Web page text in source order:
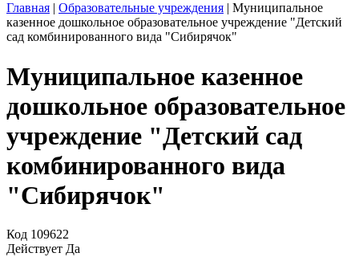
Главная | Образовательные учреждения | Муниципальное
казенное дошкольное образовательное учреждение "Детский
сад комбинированного вида "Сибирячок"
Муниципальное казенное
дошкольное образовательное
учреждение "Детский сад
комбинированного вида
"Сибирячок"
Код 109622
Действует Да